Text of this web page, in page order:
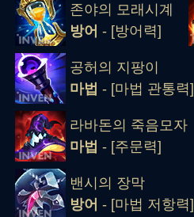
존야의 모래시계
방어 - [방어력]
공허의 지팡이
마법 - [마법 관통력]
라바돈의 죽음모자
마법 - [주문력]
밴시의 장막
방어 - [마법 저항력]